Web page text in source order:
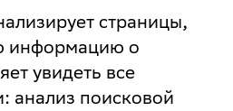
страницы,
информацию о
увидеть все
анализ поисковой